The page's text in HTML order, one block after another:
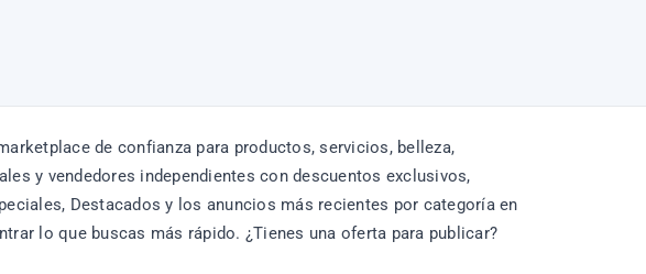
de confianza para productos, servicios, belleza,
y vendedores independientes con descuentos exclusivos,
Destacados y los anuncios más recientes por categoría en
lo que buscas más rápido. ¿Tienes una oferta para publicar?